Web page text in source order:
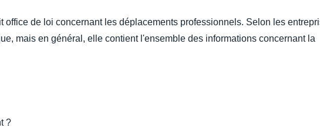
office de loi concernant les déplacements professionnels. Selon les
mais en général, elle contient l'ensemble des informations concernant la
?